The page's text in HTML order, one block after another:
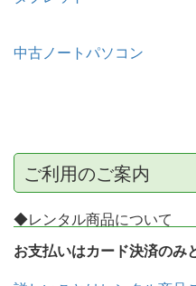
中古ノートパソコン
ご利用のご案内
◆レンタル商品について
お支払いはカード決済のみ